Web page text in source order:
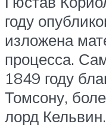
году
изложена
процесса.
1849 году
Томсону,
лорд Кельвин.